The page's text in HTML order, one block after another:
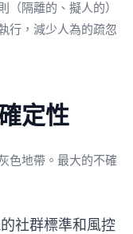
（隔離的、擬人的）
行，減少人為的疏忽
定性
色地帶。最大的不確
的社群標準和風控